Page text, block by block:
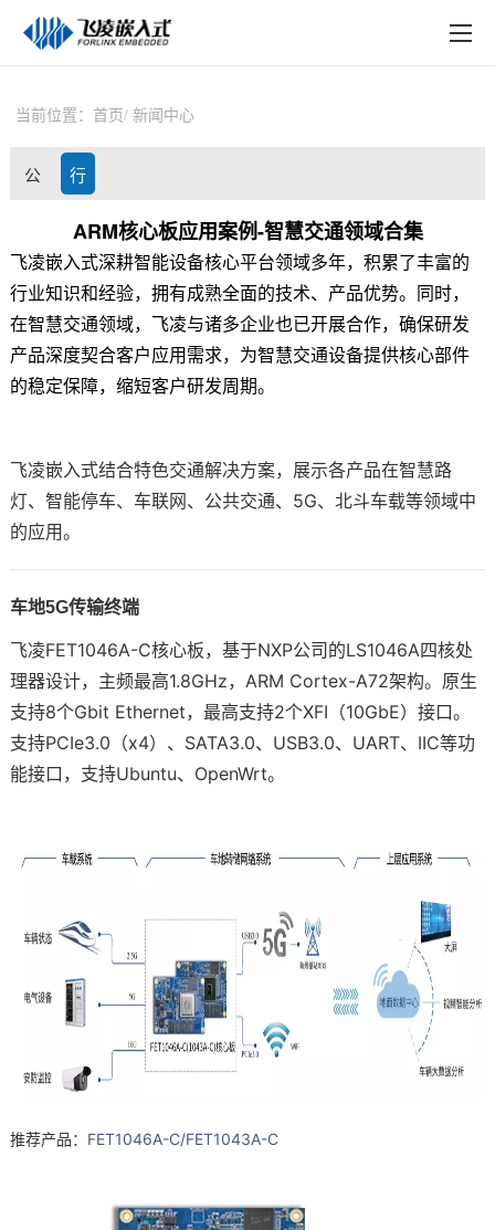
技术与支持
在线文档
方案定制
天猫商城
新闻中心
技术论坛
在线购买
当前位置： 首页 新闻中心
公
动
态
行
业
资
讯
ARM核心板应用案例-智慧交通领域合集
飞凌嵌入式深耕智能设备核心平台领域多年，积累了丰富的
行业知识和经验，拥有成熟全面的技术、产品优势。同时，
在智慧交通领域， 飞凌与诸多企业也已开展合作，确保研发
产品深度契合客户应用需求，为智慧交通设备提供核心部件
的稳定保障，缩短客户研发周期。
飞凌嵌入式结合特色交通解决方案，展示各产品在智慧路
灯、智能停车、 车联网、公共交通、5G、 北斗车载等领域中
的应用。
车地5G传输终端
飞凌FET1046A-C核心板，基于NXP公司的LS1046A四核处
理器设计，主频最高1.8GHz， ARM Cortex-A72架构。原生
支持8个Gbit Ethernet，最高支持2个XFI（10GbE）接口。
支持PCIe3.0（x4）、SATA3.0、USB3.0、UART、IIC等功
能接口，支持Ubuntu、OpenWrt。
推荐产品： FET1046A-C/FET1043A-C